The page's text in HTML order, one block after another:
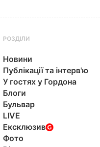
РОЗДІЛИ
Новини
Публікації та інтерв'ю
У гостях у Гордона
Блоги
Бульвар
LIVE
Ексклюзив
Фото